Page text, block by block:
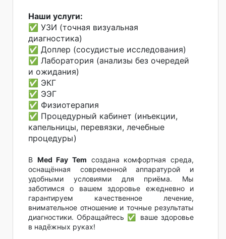
Наши услуги:
✅ УЗИ (точная визуальная
диагностика)
✅ Доплер (сосудистые исследования)
✅ Лаборатория (анализы без очередей
и ожидания)
✅ ЭКГ
✅ ЭЭГ
✅ Физиотерапия
✅ Процедурный кабинет (инъекции,
капельницы, перевязки, лечебные
процедуры)
В Med Fay Tem создана комфортная среда,
оснащённая современной аппаратурой и
удобными условиями для приёма. Мы
заботимся о вашем здоровье ежедневно и
гарантируем качественное лечение,
внимательное отношение и точные результаты
диагностики. Обращайтесь ✅ ваше здоровье
в надёжных руках!